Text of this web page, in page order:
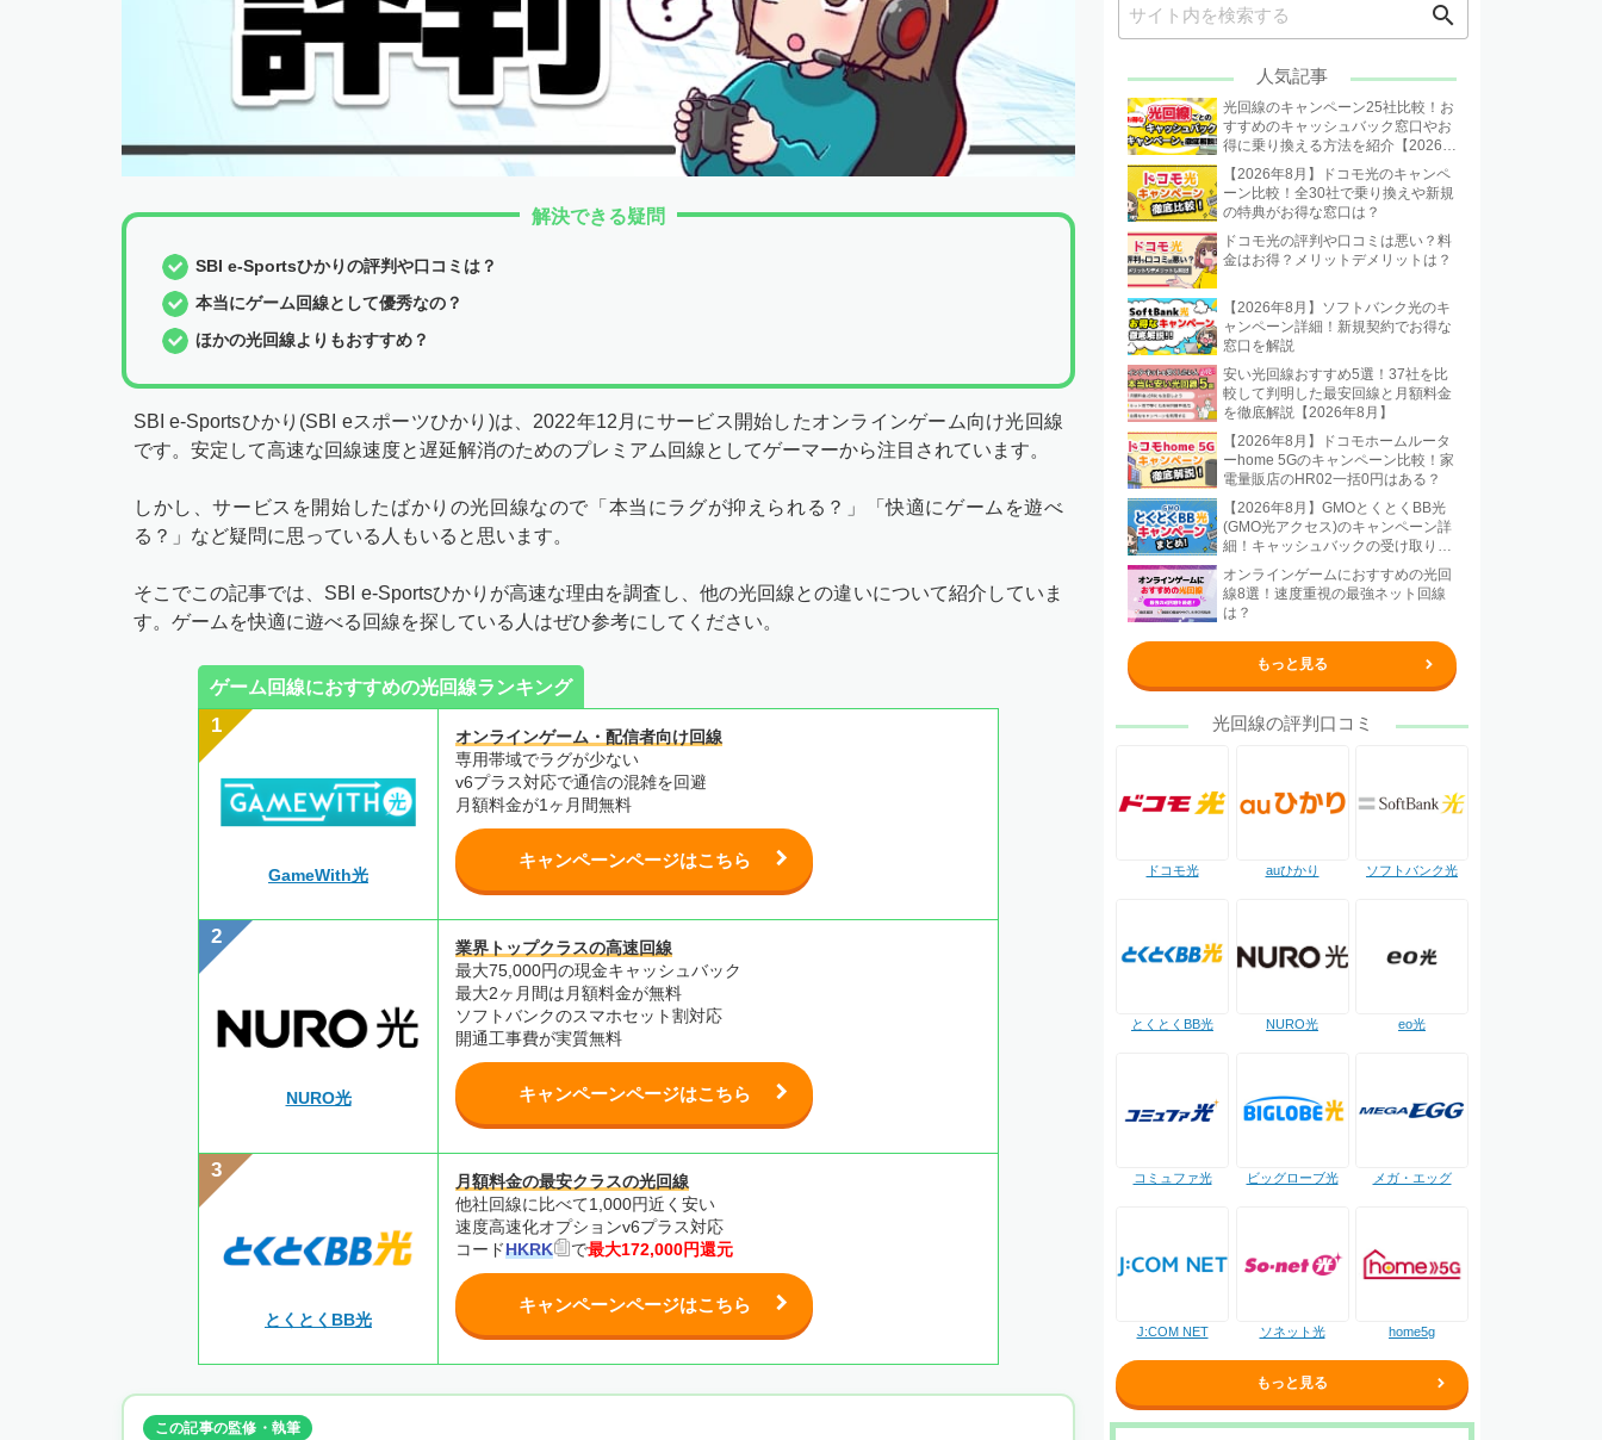
解決できる疑問
SBI e-Sportsひかりの評判や口コミは？
本当にゲーム回線として優秀なの？
ほかの光回線よりもおすすめ？
SBI e-Sportsひかり(SBI eスポーツひかり)は、2022年12月にサービス開始したオンラインゲーム向け光回線
です。安定して高速な回線速度と遅延解消のためのプレミアム回線としてゲーマーから注目されています。
しかし、サービスを開始したばかりの光回線なので「本当にラグが抑えられる？」「快適にゲームを遊べ
る？」など疑問に思っている人もいると思います。
そこでこの記事では、SBI e-Sportsひかりが高速な理由を調査し、他の光回線との違いについて紹介していま
す。ゲームを快適に遊べる回線を探している人はぜひ参考にしてください。
ゲーム回線におすすめの光回線ランキング
GameWith光
オンラインゲーム・配信者向け回線
専用帯域でラグが少ない
v6プラス対応で通信の混雑を回避
月額料金が1ヶ月間無料
キャンペーンページはこちら
NURO光
業界トップクラスの高速回線
最大75,000円の現金キャッシュバック
最大2ヶ月間は月額料金が無料
ソフトバンクのスマホセット割対応
開通工事費が実質無料
キャンペーンページはこちら
とくとくBB光
月額料金の最安クラスの光回線
他社回線に比べて1,000円近く安い
速度高速化オプションv6プラス対応
コードHKRK で最大172,000円還元
キャンペーンページはこちら
この記事の監修・執筆
search
人気記事
光回線のキャンペーン25社比較！お
すすめのキャッシュバック窓口やお
得に乗り換える方法を紹介【2026年
8月】
【2026年8月】ドコモ光のキャンペ
ーン比較！全30社で乗り換えや新規
の特典がお得な窓口は？
ドコモ光の評判や口コミは悪い？料
金はお得？メリットデメリットは？
【2026年8月】ソフトバンク光のキ
ャンペーン詳細！新規契約でお得な
窓口を解説
安い光回線おすすめ5選！37社を比
較して判明した最安回線と月額料金
を徹底解説【2026年8月】
【2026年8月】ドコモホームルータ
ーhome 5Gのキャンペーン比較！家
電量販店のHR02一括0円はある？
【2026年8月】GMOとくとくBB光
(GMO光アクセス)のキャンペーン詳
細！キャッシュバックの受け取り方
法も解説
オンラインゲームにおすすめの光回
線8選！速度重視の最強ネット回線
は？
もっと見る
光回線の評判口コミ
ドコモ光 auひかり ソフトバンク光
とくとくBB光 NURO光 eo光
コミュファ光 ビッグローブ光 メガ・エッグ
J:COM NET ソネット光 home5g
もっと見る